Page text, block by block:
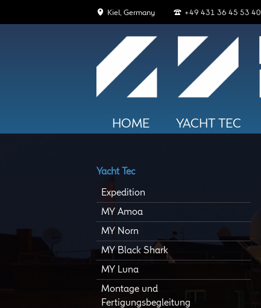
Kiel, Germany +49 431 36 45 53 40
Navigation
überspringen
HOME YACHT TEC
überspringen
Yacht Tec
Expedition
MY Amoa
MY Norn
MY Black Shark
MY Luna
Montage und
Fertigungsbegleitung